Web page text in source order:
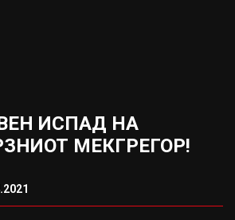
ИСПАД НА
МЕКГРЕГОР!